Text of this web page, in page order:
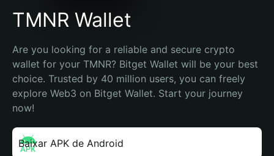
TMNR Wallet
Are you looking for a reliable and secure crypto
wallet for your TMNR? Bitget Wallet will be your best
choice. Trusted by 40 million users, you can freely
explore Web3 on Bitget Wallet. Start your journey
now!
Baixar APK de Android